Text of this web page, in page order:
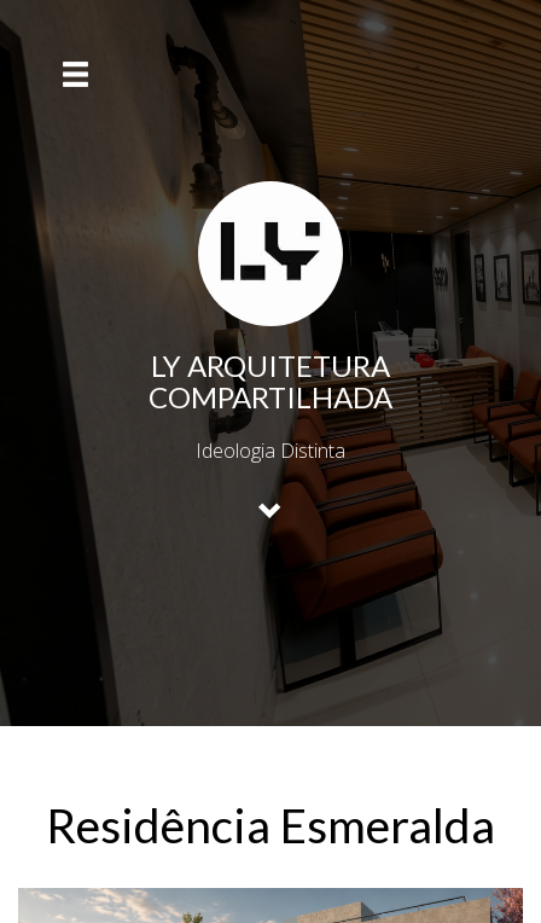
LY ARQUITETURA
COMPARTILHADA
Ideologia Distinta
Residência Esmeralda